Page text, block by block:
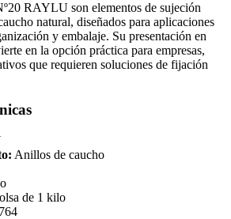
RAYLU son elementos de sujeción
natural, diseñados para aplicaciones
y embalaje. Su presentación en
en la opción práctica para empresas,
que requieren soluciones de fijación
Anillos de caucho
de 1 kilo